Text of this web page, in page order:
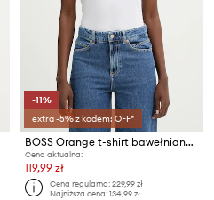
-11%
extra -5% z kodem: OFF*
BOSS Orange t-shirt bawełniany C Elove 1
Cena aktualna:
119,99 zł
Cena regularna:229,99 zł
Najniższa cena:134,99 zł